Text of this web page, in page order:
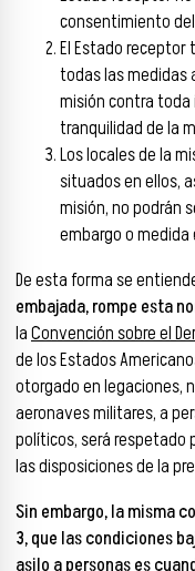
consentimiento
El Estado
todas las medidas
misión contra
tranquilidad de la
Los locales de la
situados en ellos,
misión, no podrán
embargo o
De esta forma se
embajada, rompe esta
laConvención sobre el
de los Estados
otorgado en legaciones,
aeronaves militares, a
políticos, será respetado
las disposiciones de la
Sin embargo, la misma
3, que las condiciones
asilo a personas es